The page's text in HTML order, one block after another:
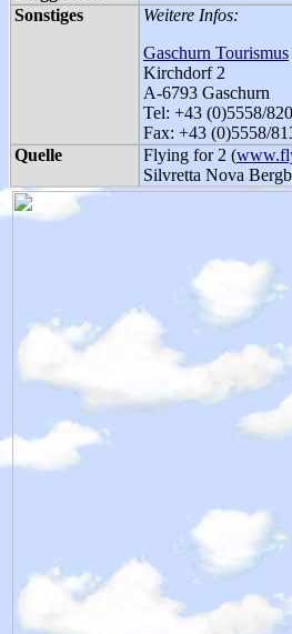
Sonstiges
Weitere Infos:
Gaschurn Tourismus
Kirchdorf 2
A-6793 Gaschurn
Tel: +43 (0)5558/
Fax: +43 (0)5558/
Quelle
Flying for 2 (
Silvretta Nova